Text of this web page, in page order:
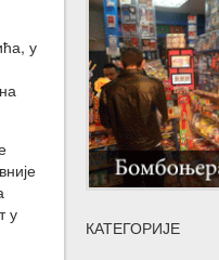
у
у
КАТЕГОРИЈЕ